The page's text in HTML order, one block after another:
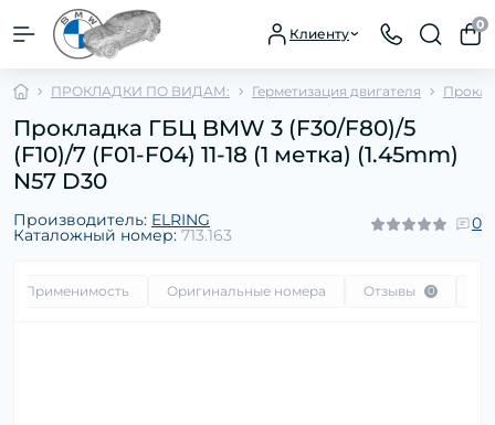
Клиенту
0
ПРОКЛАДКИ ПО ВИДАМ: Герметизация двигателя
Прокладка ГБЦ BMW 3 (F30/F80)/5
(F10)/7 (F01-F04) 11-18 (1 метка) (1.45mm)
N57 D30
Производитель: ELRING
Каталожный номер: 713.163
0
Применимость Оригинальные номера Отзывы 0